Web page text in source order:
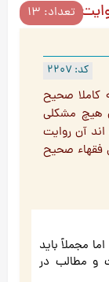
تعداد: 13
کد: 2207
کاملا صحیح
هیچ مشکلی
آن روایت
فقهاء صحیح
مجملاً باید
و مطالب در